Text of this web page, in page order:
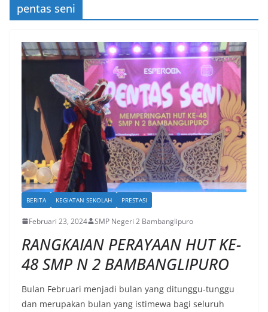
pentas seni
BERITA KEGIATAN SEKOLAH PRESTASI
Februari 23, 2024 SMP Negeri 2 Bambanglipuro
RANGKAIAN PERAYAAN HUT KE-
48 SMP N 2 BAMBANGLIPURO
Bulan Februari menjadi bulan yang ditunggu-tunggu
dan merupakan bulan yang istimewa bagi seluruh